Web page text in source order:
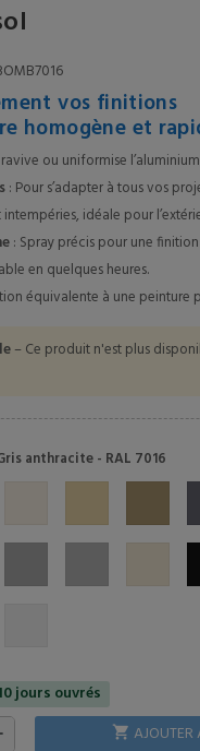
vos finitions
homogène et
ou uniformise
: Pour s’adapter à tous vos
intempéries, idéale pour
: Spray précis pour une finition
en quelques heures.
équivalente à une peinture
– Ce produit n'est plus
anthracite - RAL 7016
jours ouvrés
shopping_cart AJOUTER